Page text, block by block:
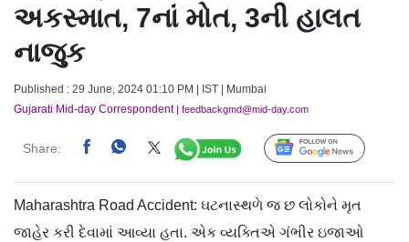
અકસ્માત, 7નાં મોત, 3ની હાલત
નાજુક
Published : 29 June, 2024 01:10 PM | IST | Mumbai
Gujarati Mid-day Correspondent| feedbackgmd@mid-day.com
Share: Follow Us
Maharashtra Road Accident: ઘટનાસ્થળે જ છ લોકોને મૃત
જાહેર કરી દેવામાં આવ્યા હતા. એક વ્યક્તિએ ગંભીર ઇજાઓ